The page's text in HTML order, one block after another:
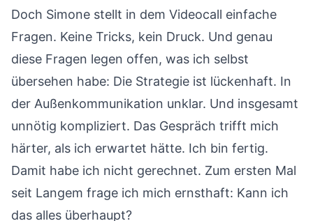
Doch Simone stellt in dem Videocall einfache
Fragen. Keine Tricks, kein Druck. Und genau
diese Fragen legen offen, was ich selbst
übersehen habe: Die Strategie ist lückenhaft. In
der Außenkommunikation unklar. Und insgesamt
unnötig kompliziert. Das Gespräch trifft mich
härter, als ich erwartet hätte. Ich bin fertig.
Damit habe ich nicht gerechnet. Zum ersten Mal
seit Langem frage ich mich ernsthaft: Kann ich
das alles überhaupt?